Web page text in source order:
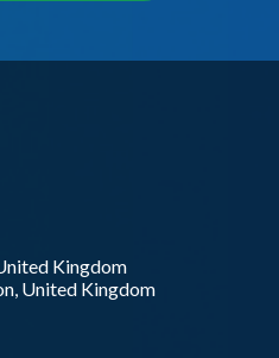
Kingdom
United Kingdom